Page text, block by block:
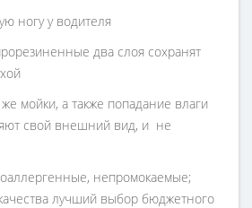
ногу у водителя
два слоя сохранят
мойки, а также попадание влаги
свой внешний вид, и не
непромокаемые;
лучший выбор бюджетного